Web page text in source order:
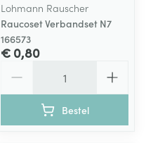
Lohmann Rauscher
Raucoset Verbandset N7
166573
€ 0,80
Bestel